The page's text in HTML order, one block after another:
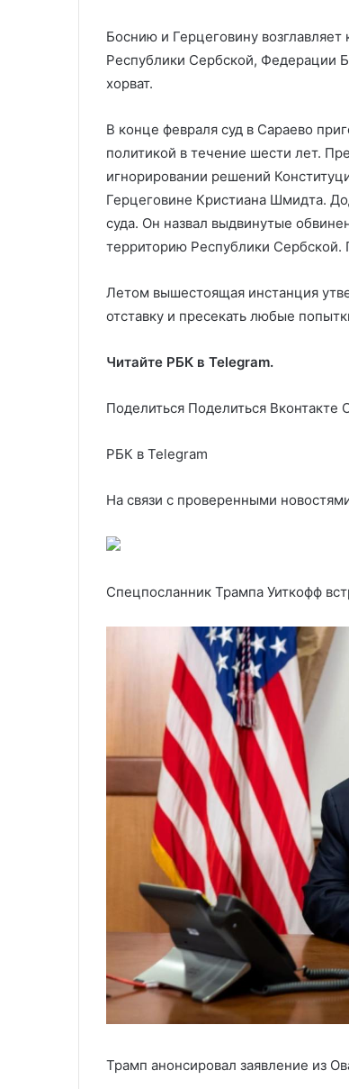
Боснию и Герцеговину
Республики Сербской, Федерации
хорват.
В конце февраля суд в Сараево
политикой в течение шести лет.
игнорировании решений
Герцеговине Кристиана Шмидта.
суда. Он назвал выдвинутые
территорию Республики Сербской.
Летом вышестоящая инстанция
отставку и пресекать любые
Читайте РБК в Telegram.
Поделиться Поделиться Вконтакте
РБК в Telegram
На связи с проверенными
Спецпосланник Трампа Уиткофф
Трамп анонсировал заявление из